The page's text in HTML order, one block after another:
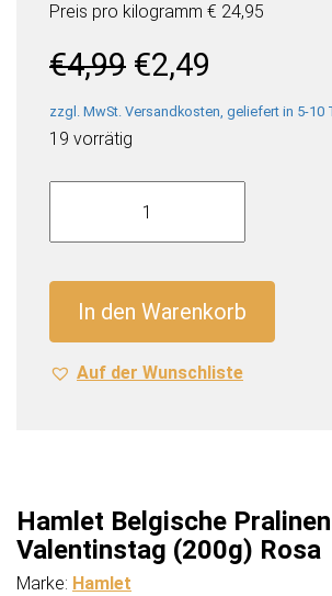
Preis pro kilogramm € 24,95
€4,99 Ursprünglicher
Preis
war:
€2,49
ist:
zzgl. MwSt. Versandkosten, geliefert in 5-10
19 vorrätig
Hamlet
Pralinen
Rosa
Menge
In den Warenkorb
Auf der Wunschliste
Hamlet Belgische Pralinen
Valentinstag (200g) Rosa
Marke: Hamlet